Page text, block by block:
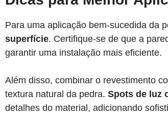
Para uma aplicação bem-sucedida da
superfície. Certifique-se de que a
garantir uma instalação mais eficiente.
Além disso, combinar o revestimento
textura natural da pedra. Spots de luz
detalhes do material, adicionando